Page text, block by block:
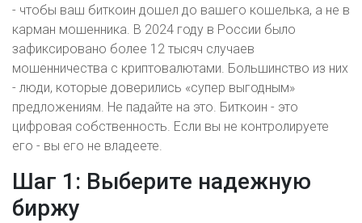
- чтобы ваш биткоин дошел до вашего кошелька, а не в
карман мошенника. В 2024 году в России было
зафиксировано более 12 тысяч случаев
мошенничества с криптовалютами. Большинство из них
- люди, которые доверились «супер выгодным»
предложениям. Не падайте на это. Биткоин - это
цифровая собственность. Если вы не контролируете
его - вы его не владеете.
Шаг 1: Выберите надежную
биржу